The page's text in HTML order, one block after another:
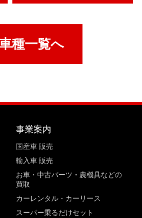
種一覧へ
事業案内
国産車 販売
輸入車 販売
お車・中古パーツ・農機具などの
買取
カーレンタル・カーリース
スーパー乗るだけセット